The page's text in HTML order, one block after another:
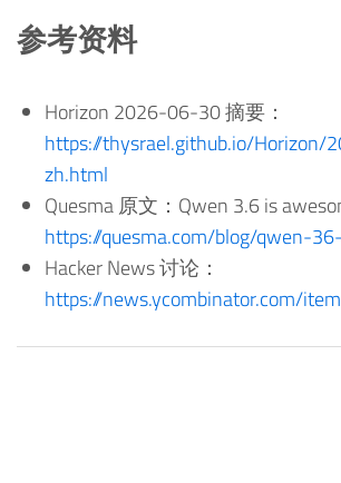
参考资料
Horizon 2026-06-30 摘要：
https://thysrael.github.io/
zh.html
Quesma 原文：Qwen 3.6 is
https://quesma.com/blog/qwen-
Hacker News 讨论：
https://news.ycombinator.com/